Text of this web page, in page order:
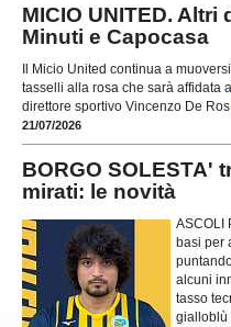
MICIO UNITED.
Minuti e Capocasa
Il Micio United continua a
tasselli alla rosa che sarà affidata
direttore sportivo Vincenzo De Ros
21/07/2026
BORGO SOLESTA'
mirati: le novità
ASCOLI
basi per
alcuni
tasso
gialloblù